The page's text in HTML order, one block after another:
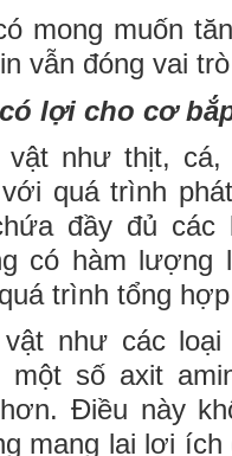
mong muốn
vẫn đóng vai
lợi cho cơ
vật như thịt,
quá trình
đầy đủ các
có hàm lượng
trình tổng
vật như các
một số axit
Điều này
mang lại lợi